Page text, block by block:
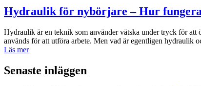
Hydraulik för nybörjare – Hur
Hydraulik är en teknik som använder vätska under tryck för att
används för att utföra arbete. Men vad är egentligen
Läs mer
Senaste inläggen